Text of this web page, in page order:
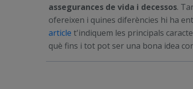
assegurances de vida i decessos.
ofereixen i quines diferències hi ha
article t'indiquem les principals
què fins i tot pot ser una bona idea